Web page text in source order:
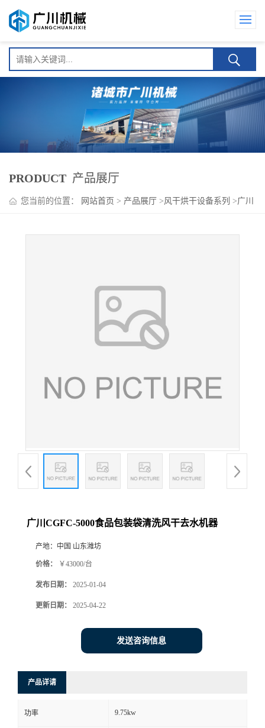
PRODUCT 产品展厅
您当前的位置： 网站首页 > 产品展厅 >风干烘干设备系列 >广川
广川CGFC-5000食品包装袋清洗风干去水机器
产地： 中国 山东潍坊
价格： ￥43000/台
发布日期： 2025-01-04
更新日期： 2025-04-22
发送咨询信息
产品详请
功率 9.75kw